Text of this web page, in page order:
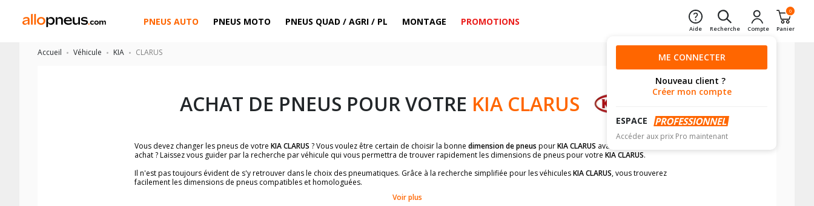
PNEUS AUTO PNEUS MOTO PNEUS QUAD / AGRI / PL MONTAGE PROMOTIONS
Aide Recherche Compte
0
Panier
ME CONNECTER
Nouveau client ?
Créer mon compte
ESPACE
Accéder aux prix Pro maintenant
Accueil Véhicule KIA CLARUS
ACHAT DE PNEUS POUR VOTRE KIA CLARUS
Vous devez changer les pneus de votre KIA CLARUS ? Vous voulez être certain de choisir la bonne dimension de pneus pourKIA CLARUS avant de valider votre
achat ? Laissez vous guider par la recherche par véhicule qui vous permettra de trouver rapidement les dimensions de pneus pour votre KIA CLARUS.
Il n'est pas toujours évident de s'y retrouver dans le choix des pneumatiques. Grâce à la recherche simplifiée pour les véhiculesKIA CLARUS, vous trouverez
facilement les dimensions de pneus compatibles et homologuées.
véhicule ainsi que sur l'étiquette collée à l'intérieur de la portière conducteur.Voir plus